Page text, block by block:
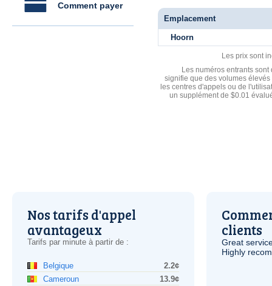
Comment payer
Emplacement
Hoorn
Les prix sont
Les numéros entrants
signifie que des volumes
les centres d'appels ou de
un supplément de $0.01
Nos tarifs d'appel
avantageux
Tarifs par minute à partir de :
Belgique
2.2¢
Cameroun
13.9¢
clients
Great
Highly